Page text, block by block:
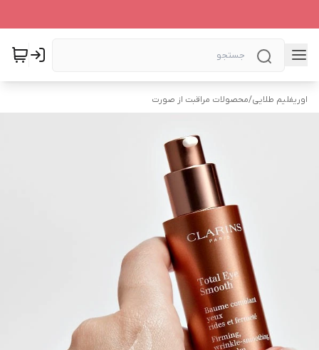
اوریفلیم طلایی/محصولات مراقبت از صورت